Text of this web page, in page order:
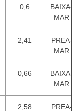
0,6
BAIXA-
MAR
2,41
PREA-
MAR
0,66
BAIXA-
MAR
2,58
PREA-